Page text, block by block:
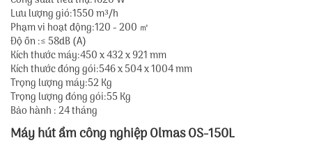
Lưu lượng gió:1550 m³/h
Phạm vi hoạt động:120 - 200 ㎡
Độ ồn :≤ 58dB (A)
Kích thước máy:450 x 432 x 921 mm
Kích thước đóng gói:546 x 504 x 1004 mm
Trọng lượng máy:52 Kg
Trọng lượng đóng gói:55 Kg
Bảo hành : 24 tháng
Máy hút ẩm công nghiệp Olmas OS-150L